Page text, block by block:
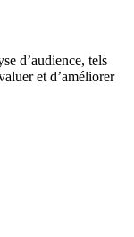
d’audience, tels
et d’améliorer